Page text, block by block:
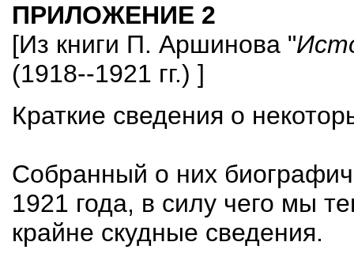
ПРИЛОЖЕНИЕ 2
[Из книги П. Аршинова "
(1918--1921 гг.) ]
Краткие сведения о
Собранный о них
1921 года, в силу чего мы
крайне скудные сведения.